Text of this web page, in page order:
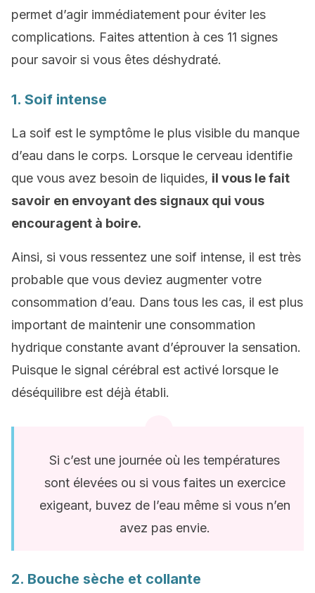
permet d’agir immédiatement pour éviter les
complications. Faites attention à ces 11 signes
pour savoir si vous êtes déshydraté.
1. Soif intense
La soif est le symptôme le plus visible du manque
d’eau dans le corps. Lorsque le cerveau identifie
que vous avez besoin de liquides, il vous le fait
savoir en envoyant des signaux qui vous
encouragent à boire.
Ainsi, si vous ressentez une soif intense, il est très
probable que vous deviez augmenter votre
consommation d’eau. Dans tous les cas, il est plus
important de maintenir une consommation
hydrique constante avant d’éprouver la sensation.
Puisque le signal cérébral est activé lorsque le
déséquilibre est déjà établi.
Si c’est une journée où les températures
sont élevées ou si vous faites un exercice
exigeant, buvez de l’eau même si vous n’en
avez pas envie.
2. Bouche sèche et collante